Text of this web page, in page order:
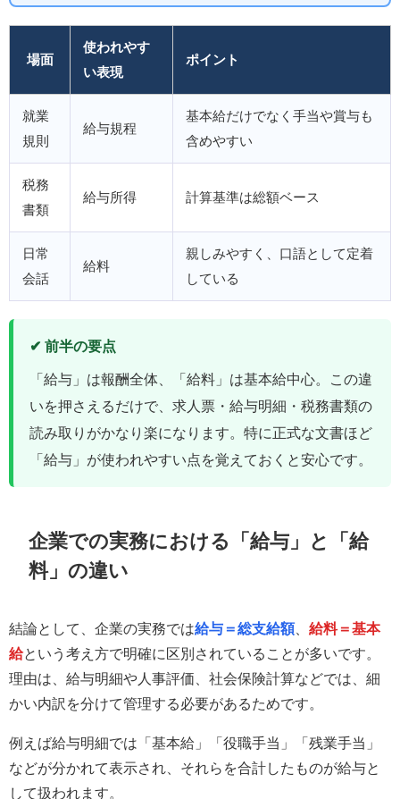
場面
使われやす
い表現
ポイント
就業
規則
給与規程
基本給だけでなく手当や賞与も
含めやすい
税務
書類
給与所得 計算基準は総額ベース
日常
会話
給料
親しみやすく、口語として定着
している
✔ 前半の要点
「給与」は報酬全体、「給料」は基本給中心。この違
いを押さえるだけで、求人票・給与明細・税務書類の
読み取りがかなり楽になります。特に正式な文書ほど
「給与」が使われやすい点を覚えておくと安心です。
企業での実務における「給与」と「給
料」の違い
結論として、企業の実務では給与＝総支給額、 給料＝基本
給という考え方で明確に区別されていることが多いです。
理由は、給与明細や人事評価、社会保険計算などでは、細
かい内訳を分けて管理する必要があるためです。
例えば給与明細では「基本給」「役職手当」「残業手当」
などが分かれて表示され、それらを合計したものが給与と
して扱われます。